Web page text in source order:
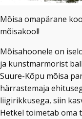
Mõisa omapärane
mõisakool!
Mõisahoonele on
ja kunstmarmorist
Suure-Kõpu mõisa
härrastemaja
liigirikkusega, siin
Hetkel toimetab oma